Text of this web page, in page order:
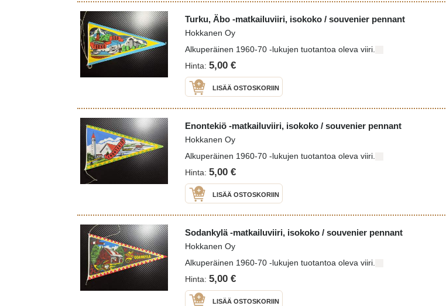
Turku, Äbo -matkailuviiri, isokoko / souvenier pennant
Hokkanen Oy
Alkuperäinen 1960-70 -lukujen tuotantoa oleva viiri.
Hinta: 5,00 €
LISÄÄ OSTOSKORIIN
Enontekiö -matkailuviiri, isokoko / souvenier pennant
Hokkanen Oy
Alkuperäinen 1960-70 -lukujen tuotantoa oleva viiri.
Hinta: 5,00 €
LISÄÄ OSTOSKORIIN
Sodankylä -matkailuviiri, isokoko / souvenier pennant
Hokkanen Oy
Alkuperäinen 1960-70 -lukujen tuotantoa oleva viiri.
Hinta: 5,00 €
LISÄÄ OSTOSKORIIN